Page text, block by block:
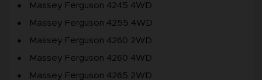
Massey Ferguson 4245 4WD
Massey Ferguson 4255 4WD
Massey Ferguson 4260 2WD
Massey Ferguson 4260 4WD
Massey Ferguson 4265 2WD